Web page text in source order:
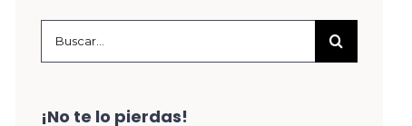
Buscar:
¡No te lo pierdas!